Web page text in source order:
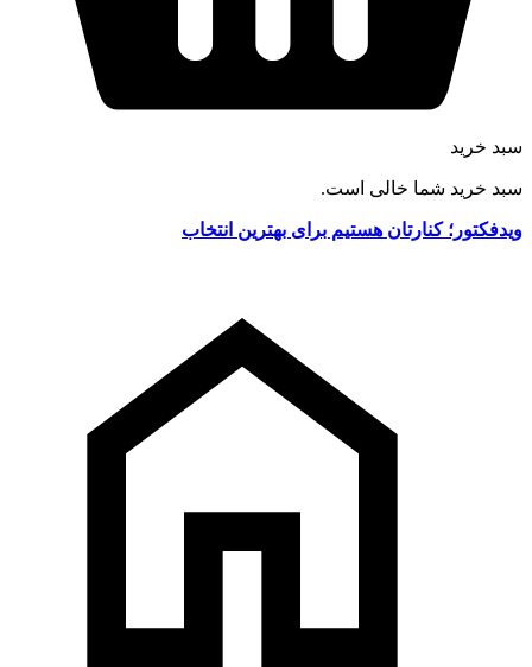
سبد خرید
سبد خرید شما خالی است.
ویدفکتور؛ کنارتان هستیم برای بهترین انتخاب